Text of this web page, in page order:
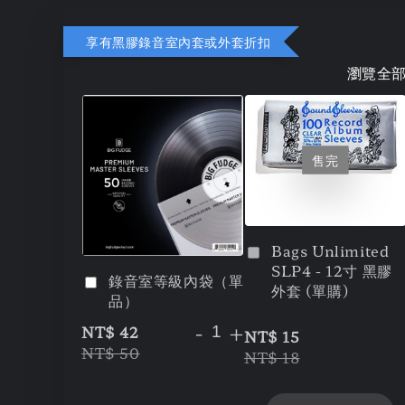
享有黑膠錄音室內套或外套折扣
瀏覽全
錄音室等級內袋（單
品）
NT$ 42
NT$ 50
- +
售完
Bags Unlimited
SLP4 - 12寸 黑膠
外套 (單購)
NT$ 15
NT$ 18